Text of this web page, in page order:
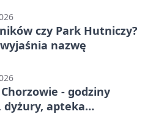
czy Park Hutniczy?
nazwę
- godziny
apteka